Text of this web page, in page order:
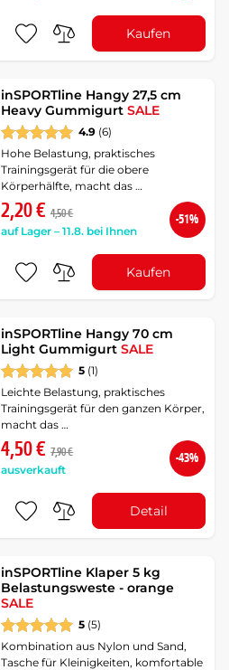
Kaufen
inSPORTline Hangy 27,5 cm
Heavy GummigurtSALE
4.9 (6)
Hohe Belastung, praktisches
Trainingsgerät für die obere
Körperhälfte, macht das …
2,20 € 4,50 €
auf Lager – 11.8. bei Ihnen
-51%
Kaufen
inSPORTline Hangy 70 cm
Light GummigurtSALE
5 (1)
Leichte Belastung, praktisches
Trainingsgerät für den ganzen Körper,
macht das …
4,50 € 7,90 €
ausverkauft
-43%
Detail
inSPORTline Klaper 5 kg
Belastungsweste - orange
SALE
5 (5)
Kombination aus Nylon und Sand,
Tasche für Kleinigkeiten, komfortable